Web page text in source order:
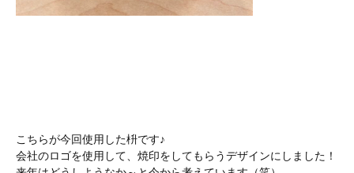
こちらが今回使用した枡です♪
会社のロゴを使用して、焼印をしてもらうデザインにしました！